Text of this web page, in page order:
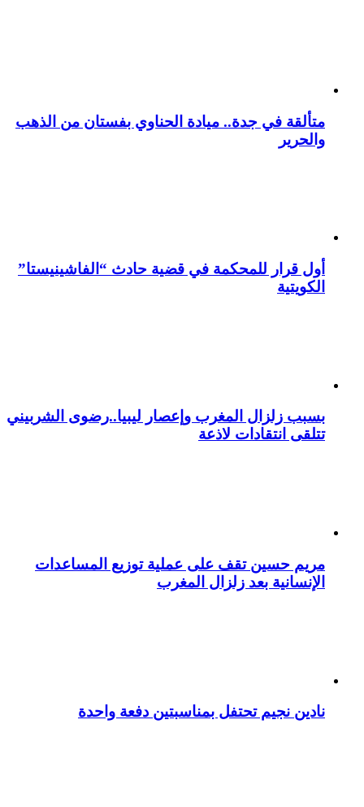
متألقة في جدة.. ميادة الحناوي بفستان من الذهب
والحرير
أول قرار للمحكمة في قضية حادث “الفاشينيستا”
الكويتية
بسبب زلزال المغرب وإعصار ليبيا..رضوى الشربيني
تتلقى انتقادات لاذعة
مريم حسين تقف على عملية توزيع المساعدات
الإنسانية بعد زلزال المغرب
نادين نجيم تحتفل بمناسبتين دفعة واحدة